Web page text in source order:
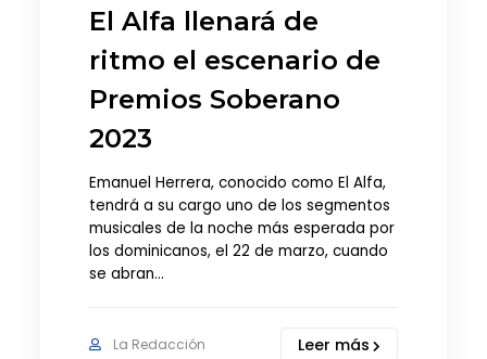
El Alfa llenará de
ritmo el escenario de
Premios Soberano
2023
Emanuel Herrera, conocido como El Alfa,
tendrá a su cargo uno de los segmentos
musicales de la noche más esperada por
los dominicanos, el 22 de marzo, cuando
se abran…
La Redacción Leer más